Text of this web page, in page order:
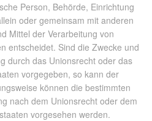
Person, Behörde, Einrichtung
oder gemeinsam mit anderen
Mittel der Verarbeitung von
entscheidet. Sind die Zwecke und
durch das Unionsrecht oder das
vorgegeben, so kann der
können die bestimmten
nach dem Unionsrecht oder dem
vorgesehen werden.